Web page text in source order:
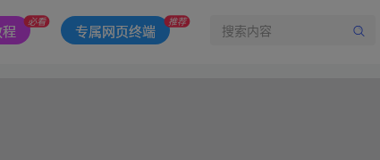
必看
专属网页终端
推荐